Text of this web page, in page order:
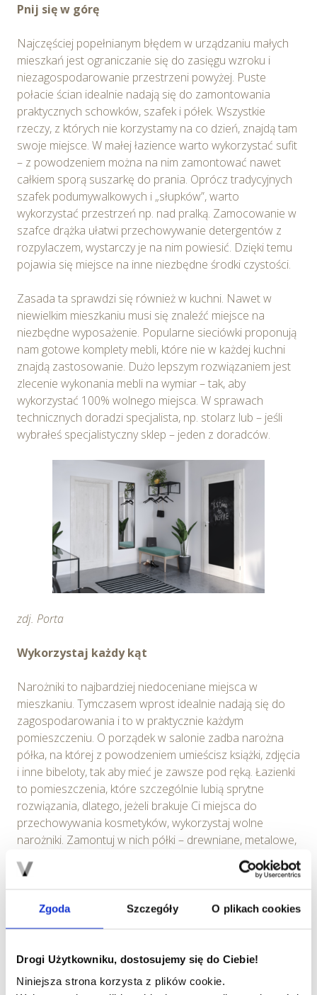
Zgoda Szczegóły O plikach cookies
Drogi Użytkowniku, dostosujemy się do Ciebie!
Niniejsza strona korzysta z plików cookie.
Pnij się w górę
Najczęściej popełnianym błędem w urządzaniu małych
mieszkań jest ograniczanie się do zasięgu wzroku i
niezagospodarowanie przestrzeni powyżej. Puste
połacie ścian idealnie nadają się do zamontowania
praktycznych schowków, szafek i półek. Wszystkie
rzeczy, z których nie korzystamy na co dzień, znajdą tam
swoje miejsce. W małej łazience warto wykorzystać sufit
– z powodzeniem można na nim zamontować nawet
całkiem sporą suszarkę do prania. Oprócz tradycyjnych
szafek podumywalkowych i „słupków”, warto
wykorzystać przestrzeń np. nad pralką. Zamocowanie w
szafce drążka ułatwi przechowywanie detergentów z
rozpylaczem, wystarczy je na nim powiesić. Dzięki temu
pojawia się miejsce na inne niezbędne środki czystości.
Zasada ta sprawdzi się również w kuchni. Nawet w
niewielkim mieszkaniu musi się znaleźć miejsce na
niezbędne wyposażenie. Popularne sieciówki proponują
nam gotowe komplety mebli, które nie w każdej kuchni
znajdą zastosowanie. Dużo lepszym rozwiązaniem jest
zlecenie wykonania mebli na wymiar – tak, aby
wykorzystać 100% wolnego miejsca. W sprawach
technicznych doradzi specjalista, np. stolarz lub – jeśli
wybrałeś specjalistyczny sklep – jeden z doradców.
zdj. Porta
Wykorzystaj każdy kąt
Narożniki to najbardziej niedoceniane miejsca w
mieszkaniu. Tymczasem wprost idealnie nadają się do
zagospodarowania i to w praktycznie każdym
pomieszczeniu. O porządek w salonie zadba narożna
półka, na której z powodzeniem umieścisz książki, zdjęcia
i inne bibeloty, tak aby mieć je zawsze pod ręką. Łazienki
to pomieszczenia, które szczególnie lubią sprytne
rozwiązania, dlatego, jeżeli brakuje Ci miejsca do
przechowywania kosmetyków, wykorzystaj wolne
narożniki. Zamontuj w nich półki – drewniane, metalowe,
plastikowe – wszystko zależy od stylu Twojego wnętrza.